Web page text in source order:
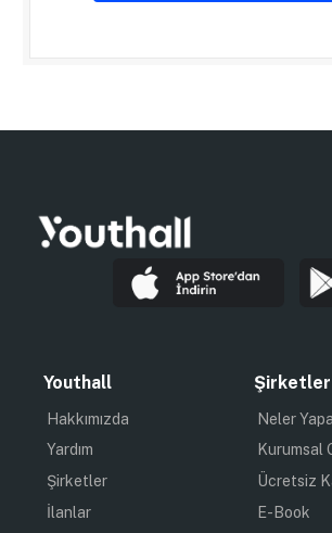
Youthall
Hakkımızda
Yardım
Şirketler
İlanlar
Şirketler
Neler
Kurumsal
Ücretsiz
E-Book